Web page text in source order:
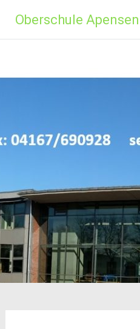
Inhalt
springen
Oberschule Apensen